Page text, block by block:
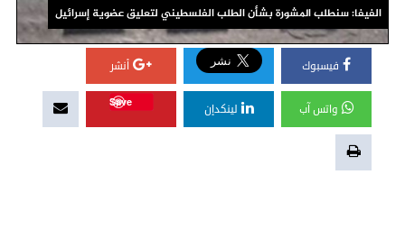
الفيفا: سنطلب المشورة بشأن الطلب الفلسطيني لتعليق عضوية إسرائيل
فيسبوك أنشر
واتس آب لينكدإن
Save